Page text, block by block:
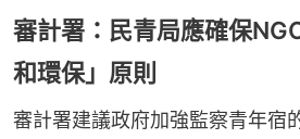
審計署：民青局應確保
和環保」原則
審計署建議政府加強監察青年宿